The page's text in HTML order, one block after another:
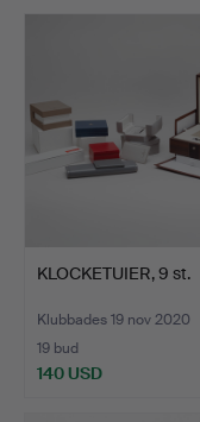
KLOCKETUIER, 9 st.
Klubbades 19 nov 2020
19 bud
140 USD